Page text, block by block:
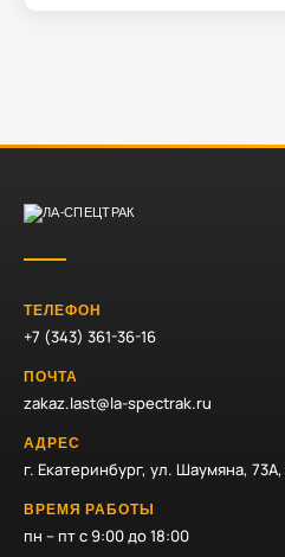
ТЕЛЕФОН
+7 (343) 361-36-16
ПОЧТА
zakaz.last@la-spectrak.ru
АДРЕС
г. Екатеринбург, ул. Шаумяна,
ВРЕМЯ РАБОТЫ
пн – пт с 9:00 до 18:00